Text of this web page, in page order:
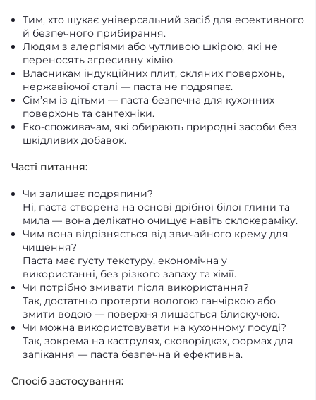
Тим, хто шукає універсальний засіб для ефективного
й безпечного прибирання.
Людям з алергіями або чутливою шкірою, які не
переносять агресивну хімію.
Власникам індукційних плит, скляних поверхонь,
нержавіючої сталі — паста не подряпає.
Сім’ям із дітьми — паста безпечна для кухонних
поверхонь та сантехніки.
Еко-споживачам, які обирають природні засоби без
шкідливих добавок.
Часті питання:
Чи залишає подряпини?
Ні, паста створена на основі дрібної білої глини та
мила — вона делікатно очищує навіть склокераміку.
Чим вона відрізняється від звичайного крему для
чищення?
Паста має густу текстуру, економічна у
використанні, без різкого запаху та хімії.
Чи потрібно змивати після використання?
Так, достатньо протерти вологою ганчіркою або
змити водою — поверхня лишається блискучою.
Чи можна використовувати на кухонному посуді?
Так, зокрема на каструлях, сковорідках, формах для
запікання — паста безпечна й ефективна.
Спосіб застосування: